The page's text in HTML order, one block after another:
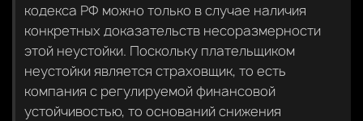
кодекса РФ можно только в случае наличия
конкретных доказательств несоразмерности
этой неустойки. Поскольку плательщиком
неустойки является страховщик, то есть
компания с регулируемой финансовой
устойчивостью, то оснований снижения